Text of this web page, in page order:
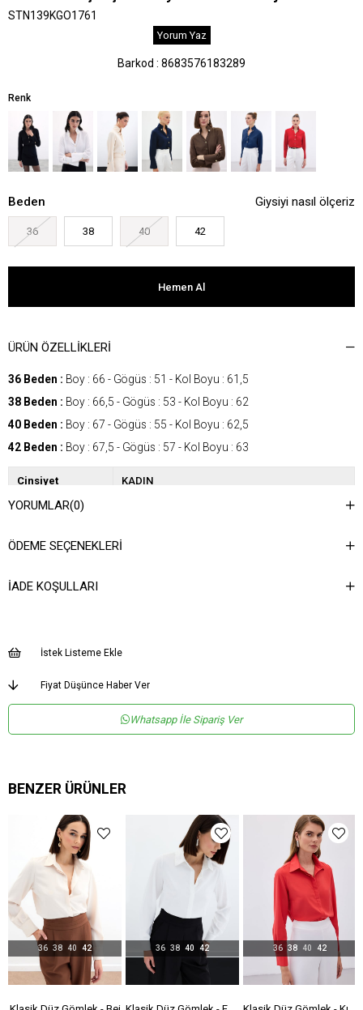
STN139KGO1761
Yorum Yaz
Barkod : 8683576183289
Renk
Beden Giysiyi nasıl ölçeriz
36 38 40 42
ÜRÜN ÖZELLIKLERI
36 Beden : Boy : 66 - Gögüs : 51 - Kol Boyu : 61,5
38 Beden : Boy : 66,5 - Gögüs : 53 - Kol Boyu : 62
40 Beden : Boy : 67 - Gögüs : 55 - Kol Boyu : 62,5
42 Beden : Boy : 67,5 - Gögüs : 57 - Kol Boyu : 63
Cinsiyet KADIN
Kategori
Dokuma Tipi
Ürün Detayı
Normal Boy
YORUMLAR(0)
ÖDEME SEÇENEKLERI
İADE KOŞULLARI
İstek Listeme Ekle
Fiyat Düşünce Haber Ver
Whatsapp İle Sipariş Ver
BENZER ÜRÜNLER
36 38 40 42 36 38 40 42 36 38 40 42